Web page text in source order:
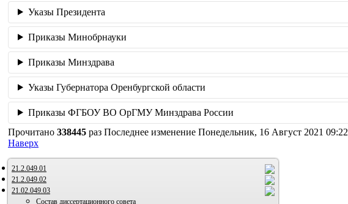
Указы Президента
Приказы Минобрнауки
Приказы Минздрава
Указы Губернатора Оренбургской области
Приказы ФГБОУ ВО ОрГМУ Минздрава России
Прочитано 338445 раз Последнее изменение Понедельник, 16 Август 2021 09:22
Наверх
21.2.049.01
21.2.049.02
21.02.049.03
Состав диссертационного совета